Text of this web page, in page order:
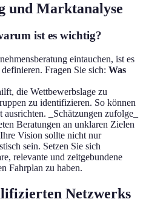
und Marktanalyse
ist es wichtig?
eintauchen, ist es
Fragen Sie sich: Was
die Wettbewerbslage zu
zu identifizieren. So können
_Schätzungen zufolge_
Beratungen an unklaren Zielen
Vision sollte nicht nur
sein. Setzen Sie sich
relevante und zeitgebundene
Fahrplan zu haben.
Netzwerks